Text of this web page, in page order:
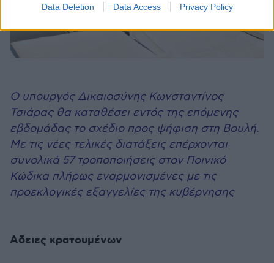
Data Deletion Data Access Privacy Policy
Ο υπουργός Δικαιοσύνης Κωνσταντίνος
Τσιάρας θα καταθέσει εντός της επόμενης
εβδομάδας το σχέδιο προς ψήφιση στη Βουλή.
Με τις νέες τελικές διατάξεις επέρχονται
συνολικά 57 τροποποιήσεις στον Ποινικό
Κώδικα πλήρως εναρμονισμένες με τις
προεκλογικές εξαγγελίες της κυβέρνησης
Αδειες κρατουμένων